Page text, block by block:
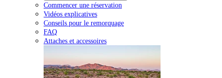
Commencer une réservation
Vidéos explicatives
Conseils pour le remorquage
FAQ
Attaches et accessoires